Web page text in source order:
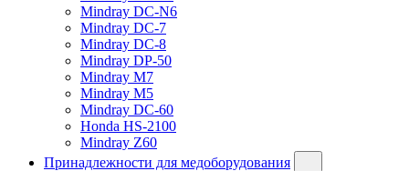
Mindray DC-N6
Mindray DC-7
Mindray DC-8
Mindray DP-50
Mindray M7
Mindray M5
Mindray DC-60
Honda HS-2100
Mindray Z60
Принадлежности для медоборудования